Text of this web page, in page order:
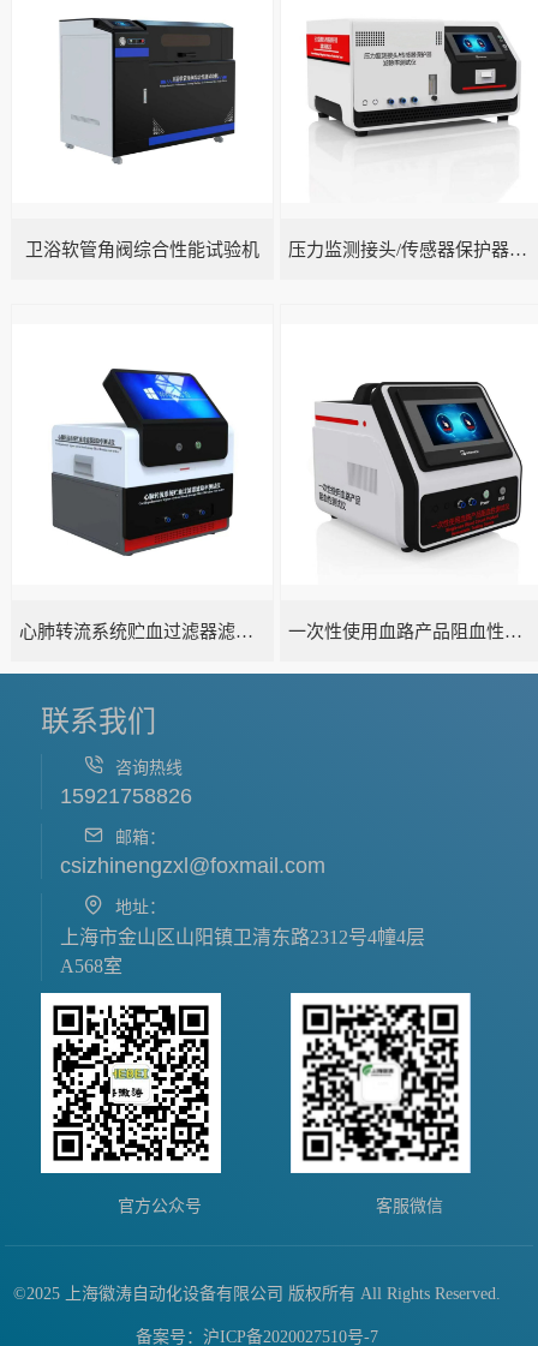
卫浴软管角阀综合性能试验机 压力监测接头/传感器保护器滤除率测试仪
心肺转流系统贮血过滤器滤除率测试仪 一次性使用血路产品阻血性测试仪
联系我们
咨询热线
15921758826
邮箱：
csizhinengzxl@foxmail.com
地址：
上海市金山区山阳镇卫清东路2312号4幢4层
A568室
官方公众号 客服微信
©2025 上海徽涛自动化设备有限公司 版权所有 All Rights Reserved.
备案号：沪ICP备2020027510号-7